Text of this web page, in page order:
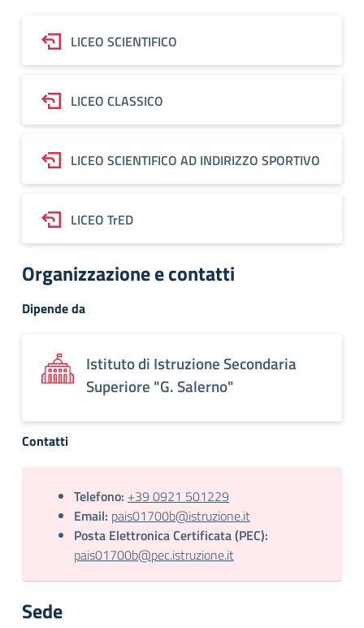
LICEO SCIENTIFICO
LICEO CLASSICO
LICEO SCIENTIFICO AD INDIRIZZO SPORTIVO
LICEO TrED
Organizzazione e contatti
Dipende da
Istituto di Istruzione Secondaria
Superiore "G. Salerno"
Contatti
Telefono: +39 0921 501229
Email: pais01700b@istruzione.it
Posta Elettronica Certificata (PEC):
pais01700b@pec.istruzione.it
Sede